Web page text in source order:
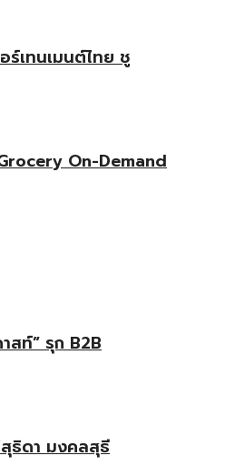
ร์เทนเมนต์ไทย ชู
On-Demand
สท์” รุก B2B
สุธิดา มงคลสุธี